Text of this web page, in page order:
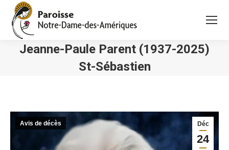
Jeanne-Paule Parent (1937-2025)
St-Sébastien
Déc
24
Avis de décès